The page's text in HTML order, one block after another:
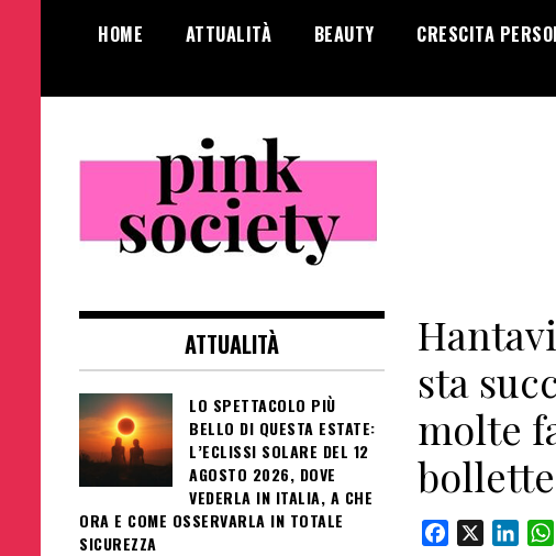
HOME ATTUALITÀ BEAUTY CRESCITA
Pink Society
femminile
sta
molte
bollette
Facebook
ATTUALITÀ
LO SPETTACOLO PIÙ
BELLO DI QUESTA ESTATE:
L’ECLISSI SOLARE DEL 12
AGOSTO 2026, DOVE
VEDERLA IN ITALIA, A CHE
ORA E COME OSSERVARLA IN TOTALE
SICUREZZA